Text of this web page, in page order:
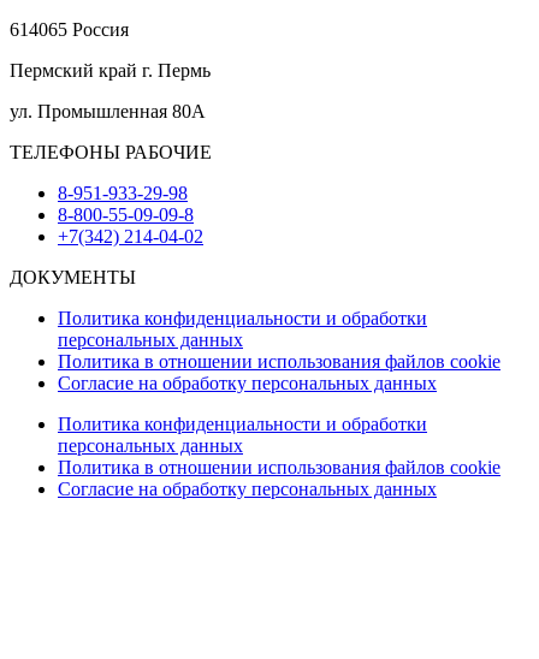
614065 Россия
Пермский край г. Пермь
ул. Промышленная 80А
ТЕЛЕФОНЫ РАБОЧИЕ
8-951-933-29-98
8-800-55-09-09-8
+7(342) 214-04-02
ДОКУМЕНТЫ
Политика конфиденциальности и обработки
персональных данных
Политика в отношении использования файлов cookie
Согласие на обработку персональных данных
Политика конфиденциальности и обработки
персональных данных
Политика в отношении использования файлов cookie
Согласие на обработку персональных данных